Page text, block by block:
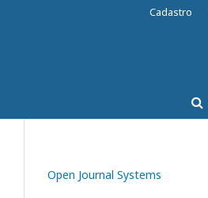
Cadastro
Open Journal Systems